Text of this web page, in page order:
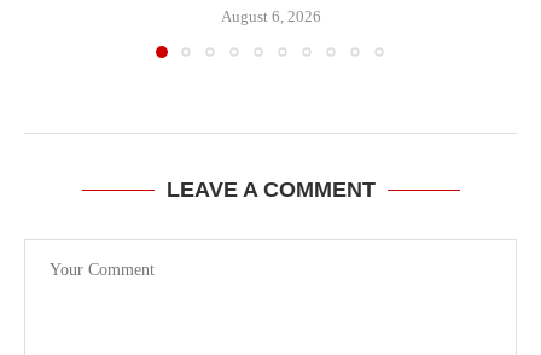
August 6, 2026
LEAVE A COMMENT